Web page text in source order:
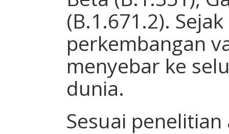
(B.1.671.2).
perkembangan
menyebar ke
dunia.
Sesuai